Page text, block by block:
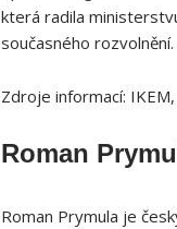
která radila
současného rozvolnění.
Zdroje informací:
Roman
Roman Prymula je